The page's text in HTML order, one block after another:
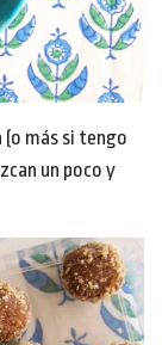
más si tengo
un poco y